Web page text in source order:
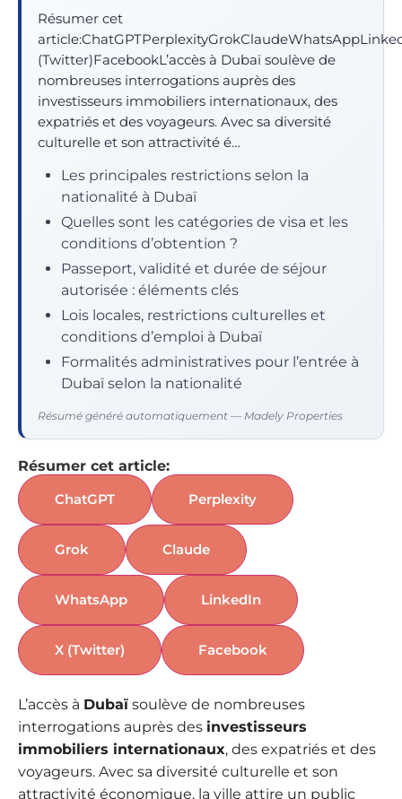
Résumer cet
(Twitter)FacebookL’accès à Dubaï soulève de
nombreuses interrogations auprès des
investisseurs immobiliers internationaux, des
expatriés et des voyageurs. Avec sa diversité
culturelle et son attractivité é…
Les principales restrictions selon la
nationalité à Dubaï
Quelles sont les catégories de visa et les
conditions d’obtention ?
Passeport, validité et durée de séjour
autorisée : éléments clés
Lois locales, restrictions culturelles et
conditions d’emploi à Dubaï
Formalités administratives pour l’entrée à
Dubaï selon la nationalité
Résumé généré automatiquement — Madely Properties
Résumer cet article:
ChatGPT
Perplexity
Grok Claude
WhatsApp LinkedIn
X (Twitter) Facebook
L’accès à Dubaï soulève de nombreuses
interrogations auprès des investisseurs
immobiliers internationaux, des expatriés et des
voyageurs. Avec sa diversité culturelle et son
attractivité économique, la ville attire un public